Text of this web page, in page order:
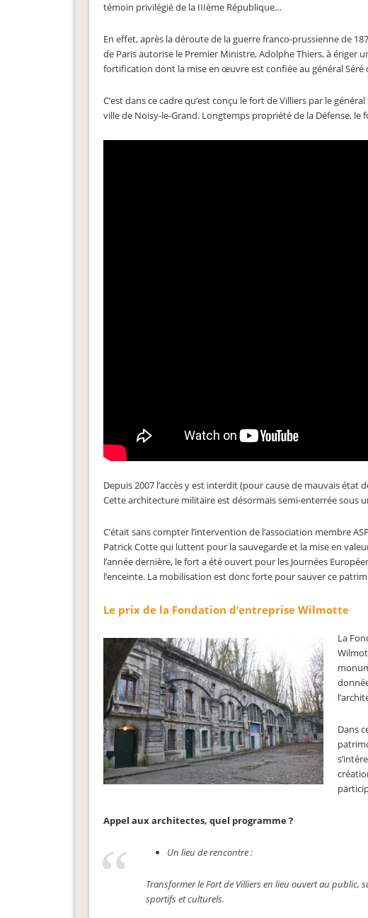
témoin privilégié de la IIIème République…
En effet, après la déroute de la guerre franco-prussienne de
de Paris autorise le Premier Ministre, Adolphe Thiers, à ériger
fortification dont la mise en œuvre est confiée au général Séré
C’est dans ce cadre qu’est conçu le fort de Villiers par le
ville de Noisy-le-Grand. Longtemps propriété de la Défense, le
Depuis 2007 l’accès y est interdit (pour cause de mauvais état
Cette architecture militaire est désormais semi-enterrée sous
C’était sans compter l’intervention de l’association membre
Patrick Cotte qui luttent pour la sauvegarde et la mise en
l’année dernière, le fort a été ouvert pour les Journées
l’enceinte. La mobilisation est donc forte pour sauver ce
Le prix de la Fondation d’entreprise Wilmotte
La
Dans
Appel aux architectes, quel programme ?
Un lieu de rencontre :
Transformer le Fort de Villiers en lieu ouvert au public,
sportifs et culturels.